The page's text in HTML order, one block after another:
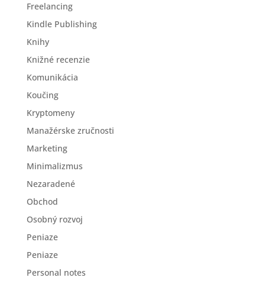
Freelancing
Kindle Publishing
Knihy
Knižné recenzie
Komunikácia
Koučing
Kryptomeny
Manažérske zručnosti
Marketing
Minimalizmus
Nezaradené
Obchod
Osobný rozvoj
Peniaze
Peniaze
Personal notes